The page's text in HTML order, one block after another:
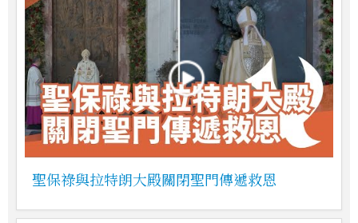
聖保祿與拉特朗大殿關閉聖門傳遞救恩